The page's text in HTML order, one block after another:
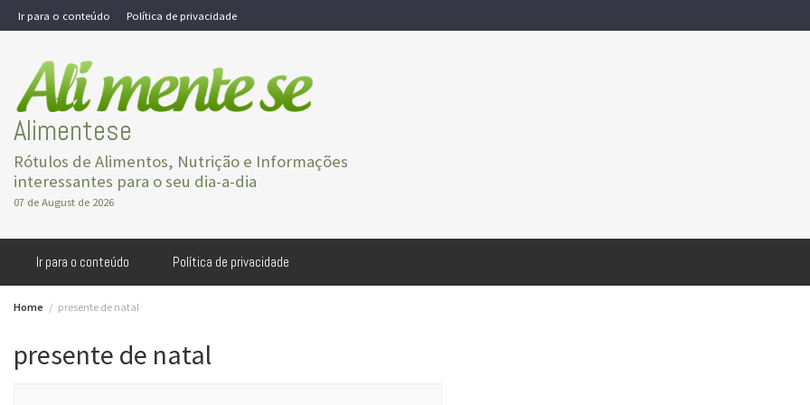
Skip
to
Ir para o conteúdo Política de privacidade
Alimentese
Rótulos de Alimentos, Nutrição e Informações
interessantes para o seu dia-a-dia
07 de August de 2026
Ir para o conteúdo Política de privacidade
Home presente de natal
presente de natal